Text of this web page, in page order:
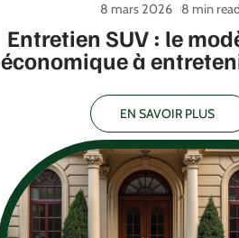
Entretien SUV : le
économique à
8 mars 2026 8 min read
EN SAVOIR PLUS